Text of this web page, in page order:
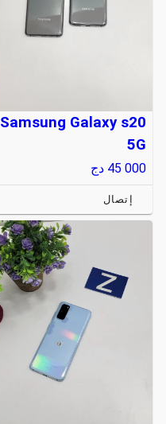
Samsung Galaxy s20
5G
45 000 دج
إتصال